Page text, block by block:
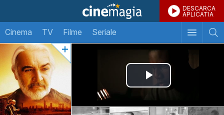
DESCARCA
APLICATIA
Cinema TV Filme Seriale